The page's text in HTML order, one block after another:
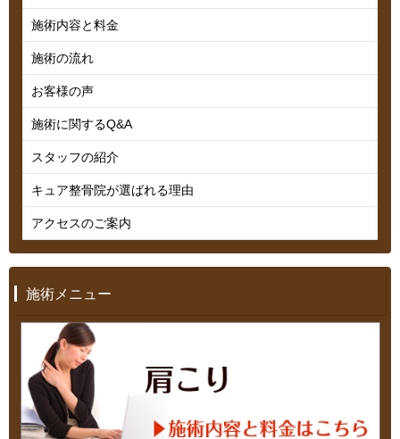
施術内容と料金
施術の流れ
お客様の声
施術に関するQ&A
スタッフの紹介
キュア整骨院が選ばれる理由
アクセスのご案内
施術メニュー